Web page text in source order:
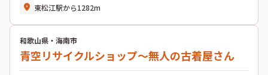
location_on 東松江駅から1282m
和歌山県・海南市
青空リサイクルショップ～無人の古着屋さん